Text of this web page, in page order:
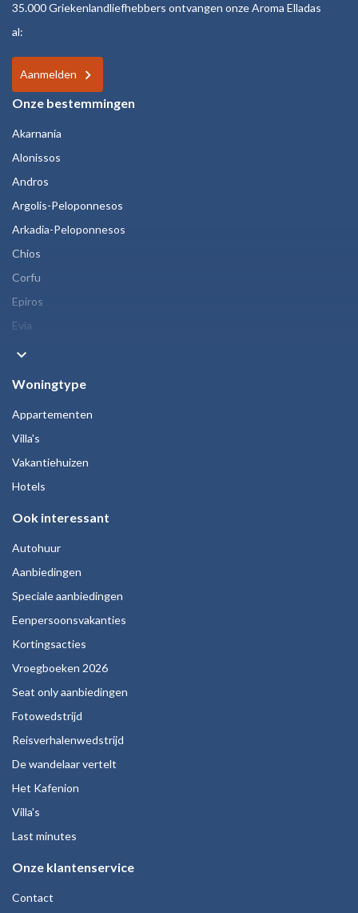
35.000 Griekenlandliefhebbers ontvangen onze Aroma Elladas
al:
Aanmelden
Onze bestemmingen
Akarnania
Alonissos
Andros
Argolis-Peloponnesos
Arkadia-Peloponnesos
Chios
Corfu
Epiros
Evia
keyboard_arrow_down
Woningtype
Appartementen
Villa's
Vakantiehuizen
Hotels
Ook interessant
Autohuur
Aanbiedingen
Speciale aanbiedingen
Eenpersoonsvakanties
Kortingsacties
Vroegboeken 2026
Seat only aanbiedingen
Fotowedstrijd
Reisverhalenwedstrijd
De wandelaar vertelt
Het Kafenion
Villa's
Last minutes
Onze klantenservice
Contact